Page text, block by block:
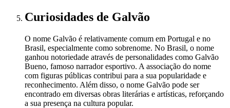
Curiosidades de Galvão
O nome Galvão é relativamente comum em Portugal e no
Brasil, especialmente como sobrenome. No Brasil, o nome
ganhou notoriedade através de personalidades como Galvão
Bueno, famoso narrador esportivo. A associação do nome
com figuras públicas contribui para a sua popularidade e
reconhecimento. Além disso, o nome Galvão pode ser
encontrado em diversas obras literárias e artísticas, reforçando
a sua presença na cultura popular.